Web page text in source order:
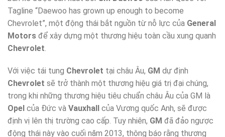
Tagline “Daewoo has grown up enough to become
Chevrolet”, một động thái bắt nguồn từ nỗ lực của General
Motors để xây dựng một thương hiệu toàn cầu xung quanh
Chevrolet
Với việc tái tung Chevrolet tại châu Âu, GM dự định
Chevrolet sẽ trở thành một thương hiệu giá trị đại chúng,
trong khi những thương hiệu tiêu chuẩn châu Âu của GM là
Opel của Đức và Vauxhall
của Vương quốc Anh, sẽ được
định vị lên thị trường cao cấp. Tuy nhiên, GM đã đảo ngược
động thái này vào cuối năm 2013, thông báo rằng thương